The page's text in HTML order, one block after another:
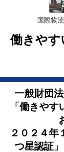
国際物
働きやす
一般財団
「働きや
２０２４年
つ星認証